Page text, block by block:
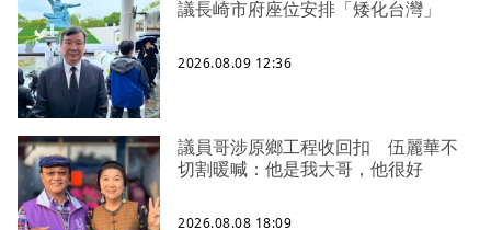
議長崎市府座位安排「矮化台灣」
2026.08.09 12:36
議員哥涉原鄉工程收回扣 伍麗華不
切割暖喊：他是我大哥，他很好
2026.08.08 18:09